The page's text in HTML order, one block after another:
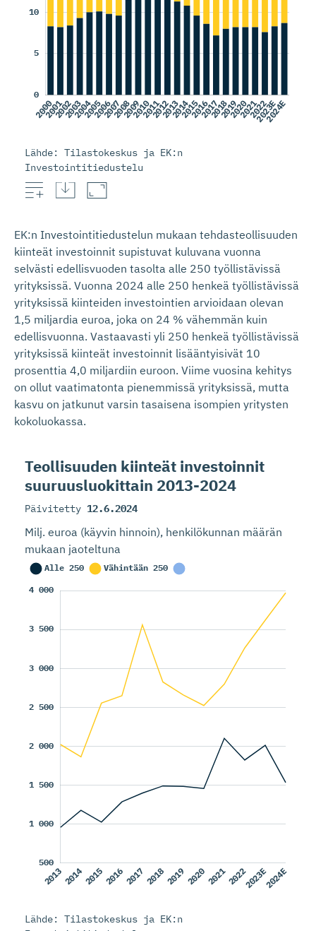
Lähde: Tilastokeskus ja EK:n
Investointitiedustelu
EK:n Investointitiedustelun mukaan tehdasteollisuuden
kiinteät investoinnit supistuvat kuluvana vuonna
selvästi edellisvuoden tasolta alle 250 työllistävissä
yrityksissä. Vuonna 2024 alle 250 henkeä työllistävissä
yrityksissä kiinteiden investointien arvioidaan olevan
1,5 miljardia euroa, joka on 24 % vähemmän kuin
edellisvuonna. Vastaavasti yli 250 henkeä työllistävissä
yrityksissä kiinteät investoinnit lisääntyisivät 10
prosenttia 4,0 miljardiin euroon. Viime vuosina kehitys
on ollut vaatimatonta pienemmissä yrityksissä, mutta
kasvu on jatkunut varsin tasaisena isompien yritysten
kokoluokassa.
Teollisuuden kiinteät investoinnit
suuruusluo­kittain 2013-2024
Päivitetty 12.6.2024
Milj. euroa (käyvin hinnoin), henkilökunnan määrän
mukaan jaoteltuna
Lähde: Tilastokeskus ja EK:n